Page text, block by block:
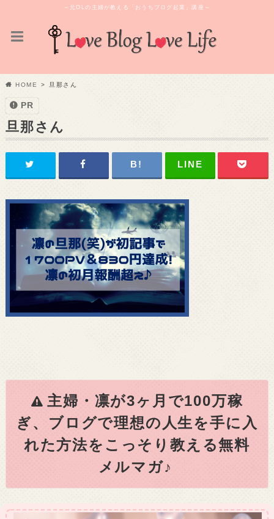
～元OLの主婦が教える「おうちブログ起業」講座～
HOME 旦那さん
PR
旦那さん
主婦・凛が3ヶ月で100万稼
ぎ、ブログで理想の人生を手に入
れた方法をこっそり教える無料
メルマガ♪